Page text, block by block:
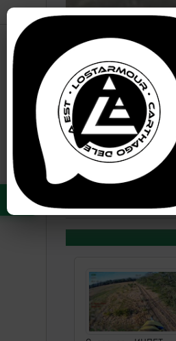
Источник: https://t.me/
|